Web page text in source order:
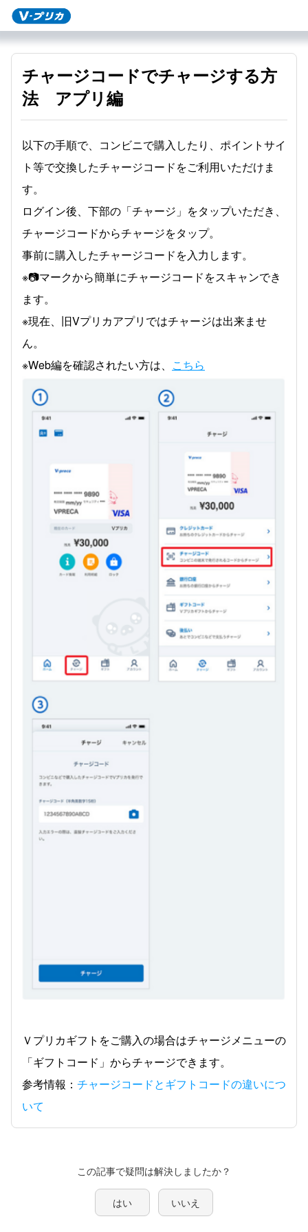
チャージコードでチャージする方
法 アプリ編
以下の手順で、コンビニで購入したり、ポイントサイ
ト等で交換したチャージコードをご利用いただけま
す。
ログイン後、下部の「チャージ」をタップいただき、
チャージコードからチャージをタップ。
事前に購入したチャージコードを入力します。
※📷マークから簡単にチャージコードをスキャンでき
ます。
※現在、旧Vプリカアプリではチャージは出来ませ
ん。
※Web編を確認されたい方は、 こちら
Ｖプリカギフトをご購入の場合はチャージメニューの
「ギフトコード」からチャージできます。
参考情報： チャージコードとギフトコードの違いにつ
いて
この記事で疑問は解決しましたか？
はい いいえ